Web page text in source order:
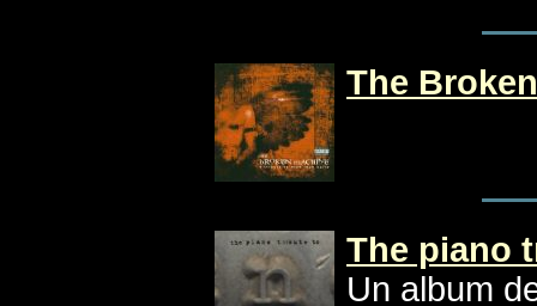
The
The piano
Un album